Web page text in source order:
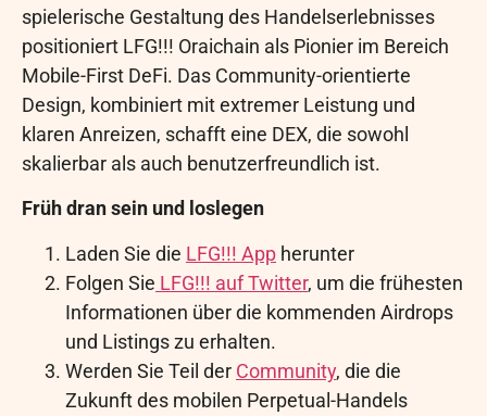
spielerische Gestaltung des Handelserlebnisses
positioniert LFG!!! Oraichain als Pionier im Bereich
Mobile-First DeFi. Das Community-orientierte
Design, kombiniert mit extremer Leistung und
klaren Anreizen, schafft eine DEX, die sowohl
skalierbar als auch benutzerfreundlich ist.
Früh dran sein und loslegen
Laden Sie die LFG!!! App herunter
Folgen Sie LFG!!! auf Twitter, um die frühesten
Informationen über die kommenden Airdrops
und Listings zu erhalten.
Werden Sie Teil der Community, die die
Zukunft des mobilen Perpetual-Handels